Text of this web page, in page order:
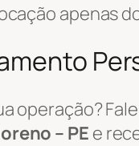
apenas
operação?
– PE e